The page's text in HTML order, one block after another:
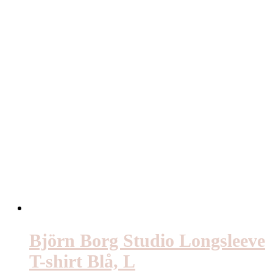
Björn Borg Studio Longsleeve
T-shirt Blå, L